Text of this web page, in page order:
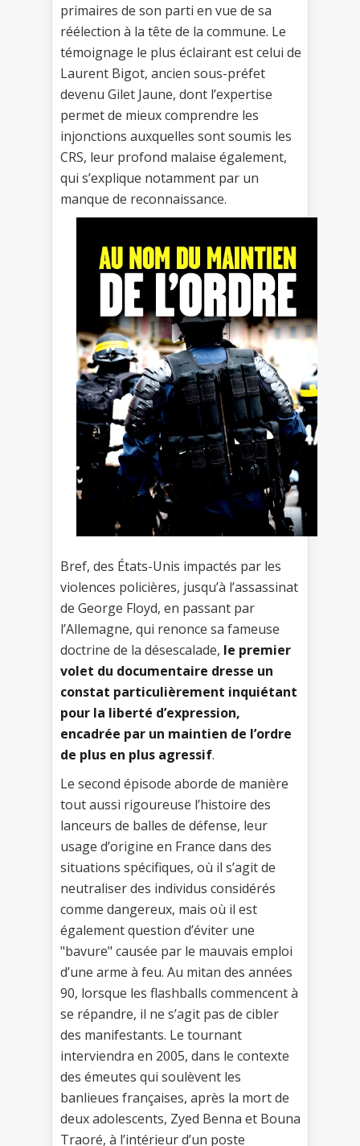
primaires de son parti en vue de sa
réélection à la tête de la commune. Le
témoignage le plus éclairant est celui de
Laurent Bigot, ancien sous-préfet
devenu Gilet Jaune, dont l’expertise
permet de mieux comprendre les
injonctions auxquelles sont soumis les
CRS, leur profond malaise également,
qui s’explique notamment par un
manque de reconnaissance.
Bref, des États-Unis impactés par les
violences policières, jusqu’à l’assassinat
de George Floyd, en passant par
l’Allemagne, qui renonce sa fameuse
doctrine de la désescalade, le premier
volet du documentaire dresse un
constat particulièrement inquiétant
pour la liberté d’expression,
encadrée par un maintien de l’ordre
de plus en plus agressif.
Le second épisode aborde de manière
tout aussi rigoureuse l’histoire des
lanceurs de balles de défense, leur
usage d’origine en France dans des
situations spécifiques, où il s’agit de
neutraliser des individus considérés
comme dangereux, mais où il est
également question d’éviter une
"bavure" causée par le mauvais emploi
d’une arme à feu. Au mitan des années
90, lorsque les flashballs commencent à
se répandre, il ne s’agit pas de cibler
des manifestants. Le tournant
interviendra en 2005, dans le contexte
des émeutes qui soulèvent les
banlieues françaises, après la mort de
deux adolescents, Zyed Benna et Bouna
Traoré, à l’intérieur d’un poste